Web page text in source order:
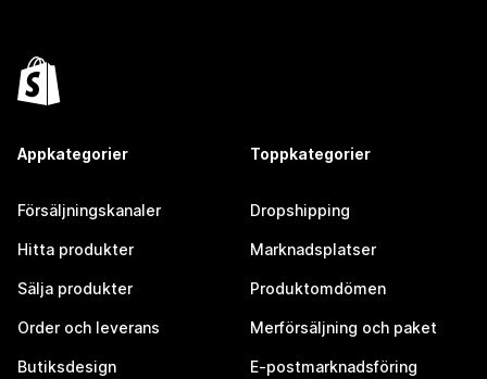
Appkategorier
Försäljningskanaler
Hitta produkter
Sälja produkter
Order och leverans
Butiksdesign
Toppkategorier
Dropshipping
Marknadsplatser
Produktomdömen
Merförsäljning och paket
E-postmarknadsföring